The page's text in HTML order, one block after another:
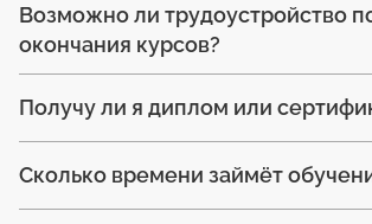
Возможно ли трудоустройство
окончания курсов?
Получу ли я диплом или
Сколько времени займёт